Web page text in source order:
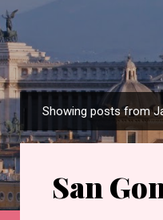
o
Showing posts from
San